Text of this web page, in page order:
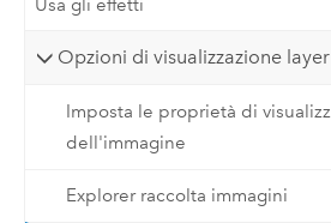
Usa gli effetti
Opzioni di visualizzazione
Imposta le proprietà di
dell'immagine
Explorer raccolta immagini